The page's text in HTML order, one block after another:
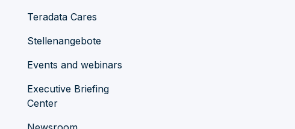
Teradata Cares
Stellenangebote
Events and webinars
Executive Briefing
Center